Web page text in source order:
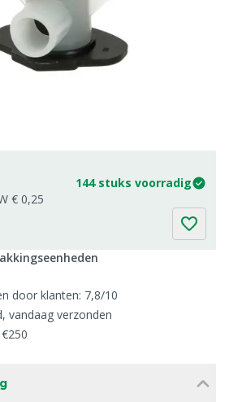
144 stuks voorradig
€ 0,25
door klanten: 7,8/10
vandaag verzonden